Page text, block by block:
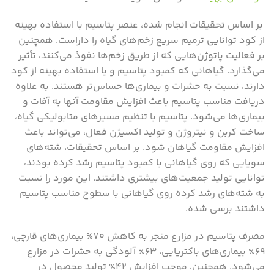
بر اساس تحقیقات انجام شده، عنصر پتاسیم با استفاده بهینه
از کود توانایی ترمیم سریع زخم‌های گیاه را داراست. همچنین
بر فعالیت پاتوژن‌هایی که از طریق زخم‌ها نفوذ می‌کنند، تأثیر
می‌گذارد. گیاهانی که کمبود پتاسیم و یا استفاده بهینه از کود
دارند، نسبت به حشرات و بیماری‌ها حساس‌تر هستند. به علاوه
دریافت مناسب پتاسیم باعث افزایش مقاومت آنها به آفات و
بیماری‌ها می‌شود. پتاسیم با تنظیم مسیرهای متابولیکی گیاه،
ساخت کربن و نیتروژن و تولید اکسیژن فعال، می‌تواند باعث
افزایش مقاومت گیاهان شود. بر اساس تحقیقات، شته‌های
سویایی که روی گیاهانی با کمبود پتاسیم رشد کرده بودند،
توانایی تولید جمعیت‌های بیشتری داشتند. این مورد را نسبت
به شته‌های رشد کرده روی گیاهانی با سطوح مناسب پتاسیم
داشتند برسی شده.
مصرف پتاسیم در مزارع منجر به کاهش ۷۰% بیماری‌های قارچی،
۶۹% بیماری‌های باکتریایی، ۶۳% آلودگی به حشرات در مزارع